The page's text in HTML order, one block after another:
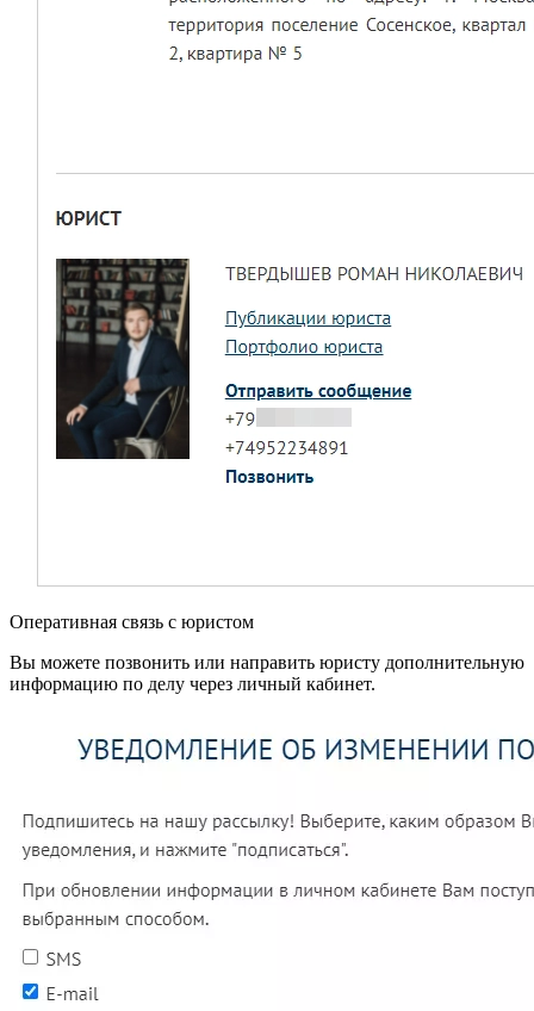
Оперативная связь с юристом
Вы можете позвонить или направить юристу дополнительную
информацию по делу через личный кабинет.